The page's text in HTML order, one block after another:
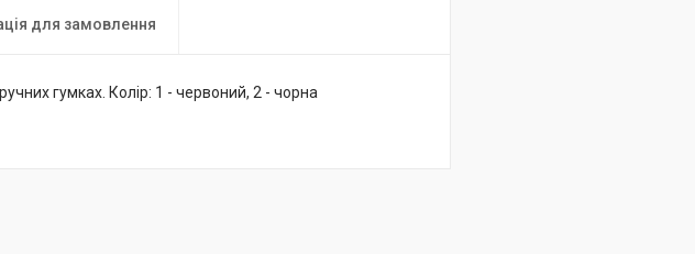
для замовлення
гумках. Колір: 1 - червоний, 2 - чорна